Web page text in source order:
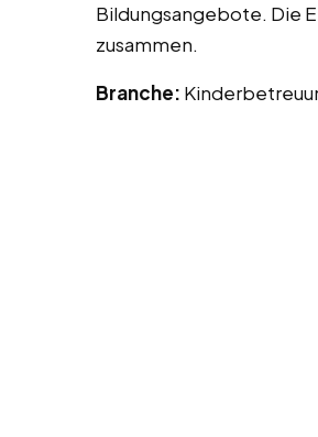
Bildungsangebote. Die
zusammen.
Branche: